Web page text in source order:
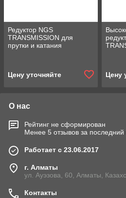
Редуктор NGS
TRANSMISSION для
прутки и катания
Цену уточняйте Цену
О нас
Рейтинг не сформирован
Менее 5 отзывов за последний
Работает с 23.06.2017
г. Алматы
ул. Ауэзова, 60, Алматы,
Контакты